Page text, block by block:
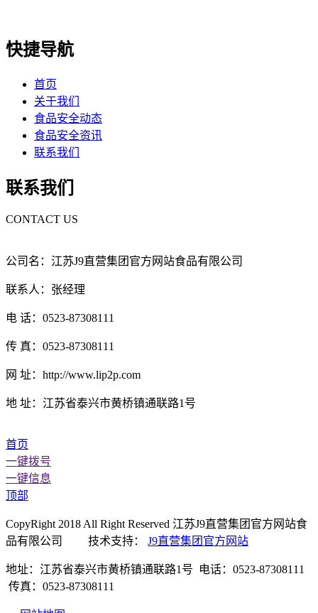
快捷导航
首页
关于我们
食品安全动态
食品安全资讯
联系我们
联系我们
CONTACT US
公司名：江苏J9直营集团官方网站食品有限公司
联系人：张经理
电 话：0523-87308111
传 真：0523-87308111
网 址：http://www.lip2p.com
地 址：江苏省泰兴市黄桥镇通联路1号
首页
一键拨号
一键信息
顶部
CopyRight 2018 All Right Reserved 江苏J9直营集团官方网站食
品有限公司 技术支持： J9直营集团官方网站
地址：江苏省泰兴市黄桥镇通联路1号 电话：0523-87308111
传真：0523-87308111